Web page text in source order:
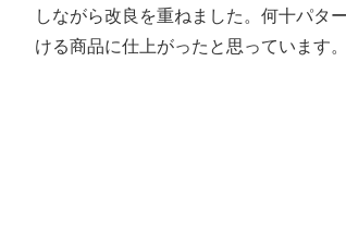
しながら改良を重ねました。何十パタ
ける商品に仕上がったと思っています。